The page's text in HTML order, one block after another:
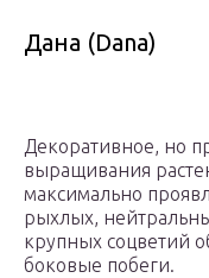
Дана (Dana)
Декоративное, но
выращивания
максимально
рыхлых,
крупных соцветий
боковые побеги.